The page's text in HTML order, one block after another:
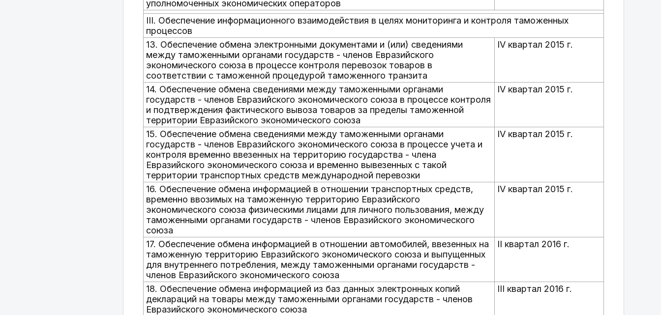
уполномоченных экономических операторов
III. Обеспечение информационного взаимодействия в целях мониторинга и контроля таможенных
процессов
13. Обеспечение обмена электронными документами и (или) сведениями
между таможенными органами государств - членов Евразийского
экономического союза в процессе контроля перевозок товаров в
соответствии с таможенной процедурой таможенного транзита
IV квартал 2015 г.
14. Обеспечение обмена сведениями между таможенными органами
государств - членов Евразийского экономического союза в процессе контроля
и подтверждения фактического вывоза товаров за пределы таможенной
территории Евразийского экономического союза
IV квартал 2015 г.
15. Обеспечение обмена сведениями между таможенными органами
государств - членов Евразийского экономического союза в процессе учета и
контроля временно ввезенных на территорию государства - члена
Евразийского экономического союза и временно вывезенных с такой
территории транспортных средств международной перевозки
IV квартал 2015 г.
16. Обеспечение обмена информацией в отношении транспортных средств,
временно ввозимых на таможенную территорию Евразийского
экономического союза физическими лицами для личного пользования, между
таможенными органами государств - членов Евразийского экономического
союза
IV квартал 2015 г.
17. Обеспечение обмена информацией в отношении автомобилей, ввезенных на
таможенную территорию Евразийского экономического союза и выпущенных
для внутреннего потребления, между таможенными органами государств -
членов Евразийского экономического союза
II квартал 2016 г.
18. Обеспечение обмена информацией из баз данных электронных копий
деклараций на товары между таможенными органами государств - членов
Евразийского экономического союза
III квартал 2016 г.